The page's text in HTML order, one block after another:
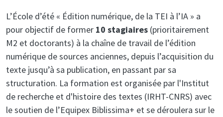
L’École d’été « Édition numérique, de la TEI à l’IA » a
pour objectif de former 10 stagiaires (prioritairement
M2 et doctorants) à la chaîne de travail de l’édition
numérique de sources anciennes, depuis l’acquisition du
texte jusqu’à sa publication, en passant par sa
structuration. La formation est organisée par l'Institut
de recherche et d'histoire des textes (IRHT-CNRS) avec
le soutien de l’Equipex Biblissima+ et se déroulera sur le